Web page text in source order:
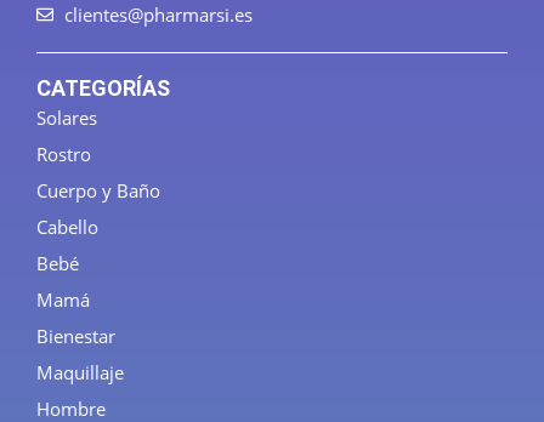
clientes@pharmarsi.es
CATEGORÍAS
Solares
Rostro
Cuerpo y Baño
Cabello
Bebé
Mamá
Bienestar
Maquillaje
Hombre